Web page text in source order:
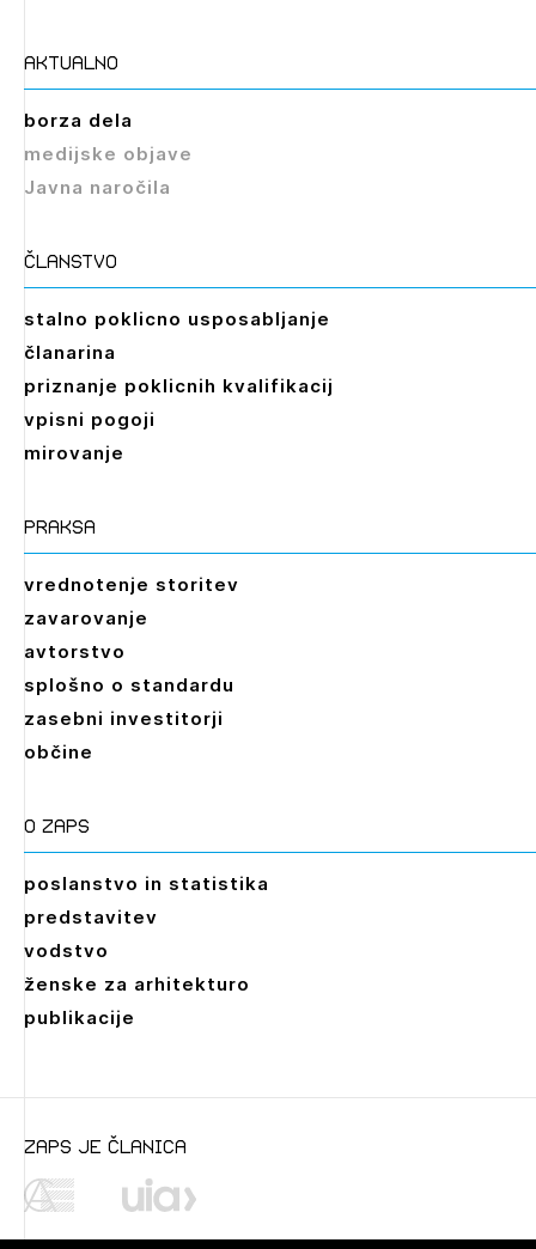
aktualno
borza dela
medijske objave
Javna naročila
članstvo
stalno poklicno usposabljanje
članarina
priznanje poklicnih kvalifikacij
vpisni pogoji
mirovanje
praksa
vrednotenje storitev
zavarovanje
avtorstvo
splošno o standardu
zasebni investitorji
občine
O zaps
poslanstvo in statistika
predstavitev
vodstvo
ženske za arhitekturo
publikacije
zaps je članica